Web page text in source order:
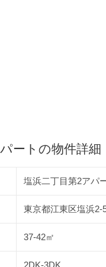
ートの物件詳細
塩浜二丁目第2アパ
東京都江東区塩浜2-
37-42㎡
2DK-3DK